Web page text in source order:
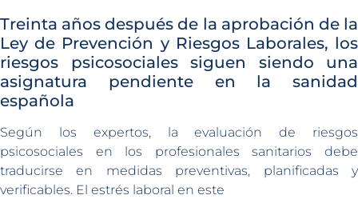
Treinta años después de la aprobación de la
Ley de Prevención y Riesgos Laborales, los
riesgos psicosociales siguen siendo una
asignatura pendiente en la sanidad
española
Según los expertos, la evaluación de riesgos
psicosociales en los profesionales sanitarios debe
traducirse en medidas preventivas, planificadas y
verificables. El estrés laboral en este